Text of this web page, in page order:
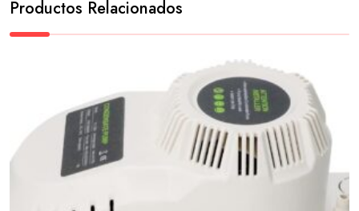
Productos Relacionados